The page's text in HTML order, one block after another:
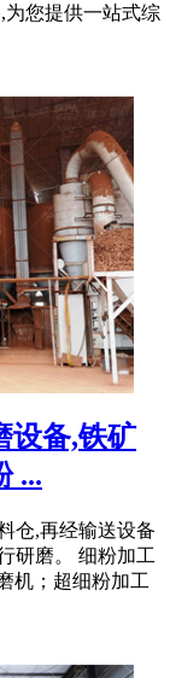
您提供一站式综
设备,铁矿
...
仓,再经输送设备
研磨。 细粉加工
机；超细粉加工